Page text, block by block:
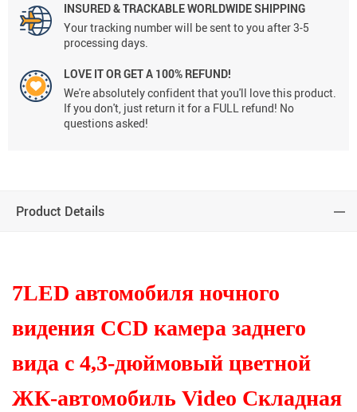
INSURED & TRACKABLE WORLDWIDE SHIPPING
Your tracking number will be sent to you after 3-5
processing days.
LOVE IT OR GET A 100% REFUND!
We're absolutely confident that you'll love this product.
If you don't, just return it for a FULL refund! No
questions asked!
Product Details
7LED автомобиля ночного
видения CCD камера заднего
вида с 4,3-дюймовый цветной
ЖК-автомобиль Video Складная